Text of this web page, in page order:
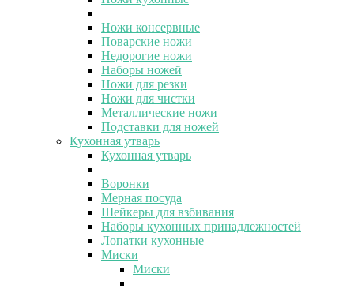
Ножи консервные
Поварские ножи
Недорогие ножи
Наборы ножей
Ножи для резки
Ножи для чистки
Металлические ножи
Подставки для ножей
Кухонная утварь
Кухонная утварь
Воронки
Мерная посуда
Шейкеры для взбивания
Наборы кухонных принадлежностей
Лопатки кухонные
Миски
Миски